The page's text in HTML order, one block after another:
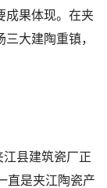
成果体现。在夹
大建陶重镇，
县建筑瓷厂正
直是夹江陶瓷产